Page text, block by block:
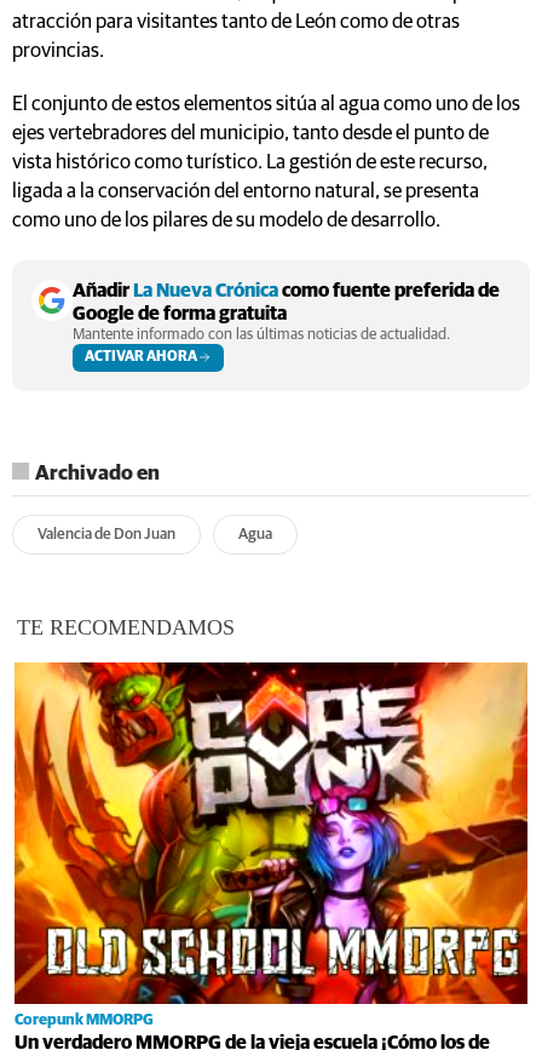
atracción para visitantes tanto de León como de otras
provincias.
El conjunto de estos elementos sitúa al agua como uno de los
ejes vertebradores del municipio, tanto desde el punto de
vista histórico como turístico. La gestión de este recurso,
ligada a la conservación del entorno natural, se presenta
como uno de los pilares de su modelo de desarrollo.
AñadirLa Nueva Crónicacomo fuente preferida de
Google de forma gratuita
Mantente informado con las últimas noticias de actualidad.
ACTIVAR AHORA
Archivado en
Valencia de Don Juan Agua
TE RECOMENDAMOS
Corepunk MMORPG
Un verdadero MMORPG de la vieja escuela ¡Cómo los de